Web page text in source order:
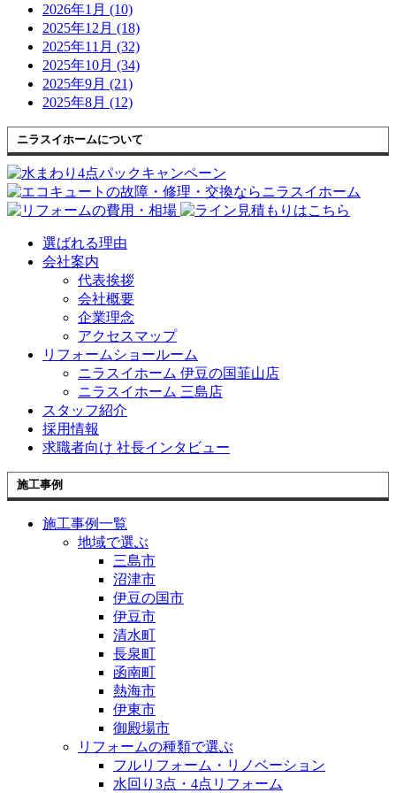
2026年1月 (10)
2025年12月 (18)
2025年11月 (32)
2025年10月 (34)
2025年9月 (21)
2025年8月 (12)
ニラスイホームについて
選ばれる理由
会社案内
代表挨拶
会社概要
企業理念
アクセスマップ
リフォームショールーム
ニラスイホーム 伊豆の国韮山店
ニラスイホーム 三島店
スタッフ紹介
採用情報
求職者向け 社長インタビュー
施工事例
施工事例一覧
地域で選ぶ
三島市
沼津市
伊豆の国市
伊豆市
清水町
長泉町
函南町
熱海市
伊東市
御殿場市
リフォームの種類で選ぶ
フルリフォーム・リノベーション
水回り3点・4点リフォーム